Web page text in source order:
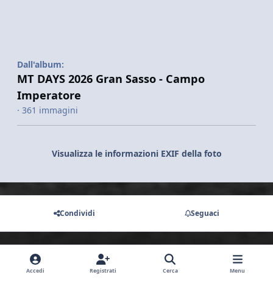
Dall'album:
MT DAYS 2026 Gran Sasso - Campo
Imperatore
· 361 immagini
Visualizza le informazioni EXIF della foto
Condividi Seguaci
Non ci sono commenti da visualizzare.
Accedi Registrati Cerca Menu